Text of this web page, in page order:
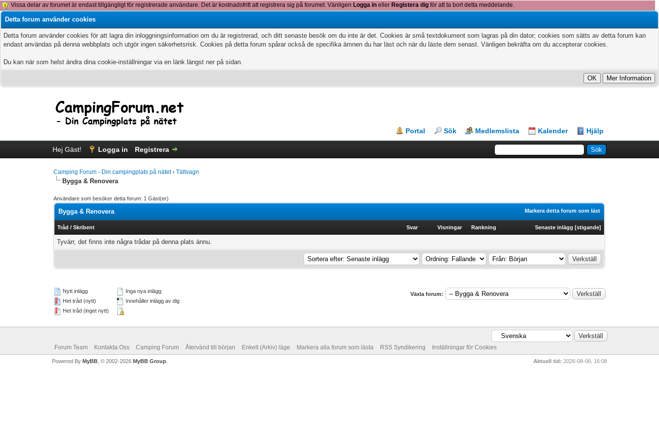
Vissa delar av forumet är endast tillgängligt för registrerade användare. Det är kostnadsfritt att registrera sig på forumet. Vänligen Logga in eller Registera dig för att ta bort detta meddelande.
Detta forum använder cookies
Detta forum använder cookies för att lagra din inloggningsinformation om du är registrerad, och ditt senaste besök om du inte är det. Cookies är små textdokument som lagras på din dator; cookies som sätts av detta forum kan
endast användas på denna webbplats och utgör ingen säkerhetsrisk. Cookies på detta forum spårar också de specifika ämnen du har läst och när du läste dem senast. Vänligen bekräfta om du accepterar cookies.
Du kan när som helst ändra dina cookie-inställningar via en länk längst ner på sidan.
Portal Sök Medlemslista Kalender Hjälp
Hej Gäst! Logga in Registrera
Camping Forum - Din campingplats på nätet›Tältvagn
Bygga & Renovera
Användare som besöker detta forum: 1 Gäst(er)
Markera detta forum som läst
Bygga & Renovera
Tråd /Skribent Svar Visningar Rankning Senaste inlägg [stigande]
Tyvärr, det finns inte några trådar på denna plats ännu.
Nytt inlägg
Het tråd (nytt)
Het tråd (inget nytt)
Inga nya inlägg
Innehåller inlägg av dig
Växla forum:
Forum Team Kontakta Oss Camping Forum Återvänd till början Enkelt (Arkiv) läge Markera alla forum som lästa RSS Syndikering Inställningar för Cookies
Aktuell tid: 2026-08-06, 16:08
Powered By MyBB, © 2002-2026 MyBB Group.